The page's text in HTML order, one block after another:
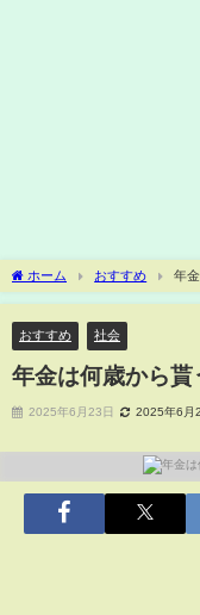
ホーム おすすめ 年
おすすめ 社会
年金は何歳から
2025年6月23日 2025年6月